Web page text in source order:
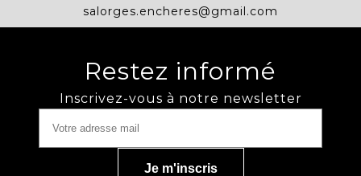
salorges.encheres@gmail.com
Restez informé
Inscrivez-vous à notre newsletter